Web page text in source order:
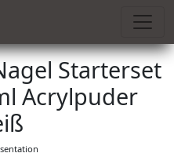
Starterset
Acrylpuder